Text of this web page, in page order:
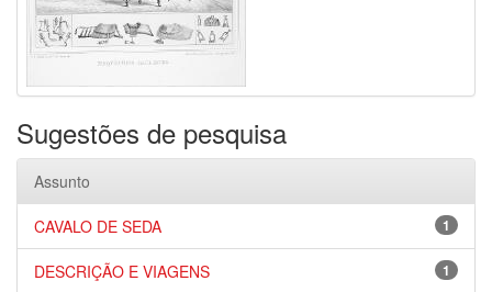
Sugestões de pesquisa
Assunto
1
CAVALO DE SEDA
1
DESCRIÇÃO E VIAGENS